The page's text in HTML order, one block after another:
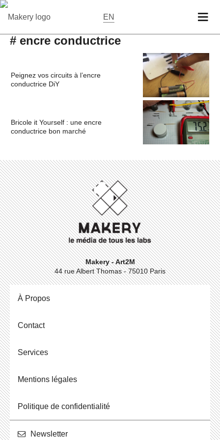
EN
# encre conductrice
Peignez vos circuits à l’encre
conductrice DiY
Bricole it Yourself : une encre
conductrice bon marché
Makery - Art2M
44 rue Albert Thomas - 75010 Paris
À Propos
Contact
Ser­vices
Men­tions légales
Po­li­tique de confidentialité
News­let­ter